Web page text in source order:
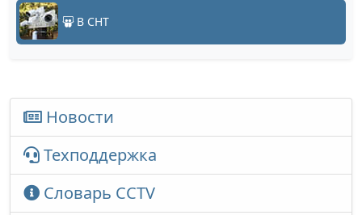
В СНТ
Новости
Техподдержка
Словарь CCTV